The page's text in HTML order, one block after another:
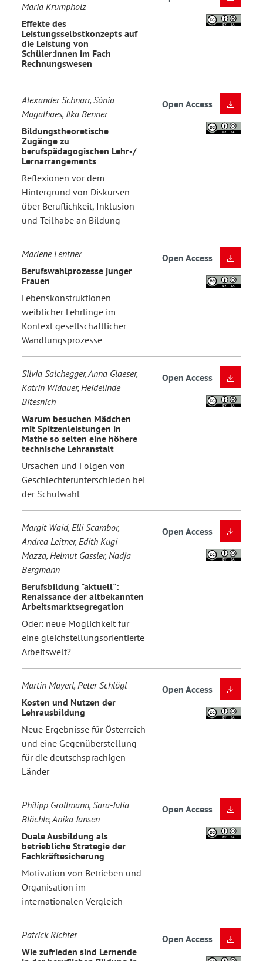
Maria Krumpholz
Effekte des
Leistungsselbstkonzepts auf
die Leistung von
Schüler:innen im Fach
Rechnungswesen
Alexander Schnarr, Sónia
Magalhaes, Ilka Benner
Bildungstheoretische
Zugänge zu
berufspädagogischen Lehr-/
Lernarrangements
Reflexionen vor dem
Hintergrund von Diskursen
über Beruflichkeit, Inklusion
und Teilhabe an Bildung
Open Access
Marlene Lentner
Berufswahlprozesse junger
Frauen
Lebenskonstruktionen
weiblicher Lehrlinge im
Kontext gesellschaftlicher
Wandlungsprozesse
Open Access
Silvia Salchegger, Anna Glaeser,
Katrin Widauer, Heidelinde
Bitesnich
Warum besuchen Mädchen
mit Spitzenleistungen in
Mathe so selten eine höhere
technische Lehranstalt
Ursachen und Folgen von
Geschlechterunterschieden bei
der Schulwahl
Open Access
Margit Waid, Elli Scambor,
Andrea Leitner, Edith Kugi-
Mazza, Helmut Gassler, Nadja
Bergmann
Berufsbildung "aktuell":
Renaissance der altbekannten
Arbeitsmarktsegregation
Oder: neue Möglichkeit für
eine gleichstellungsorientierte
Arbeitswelt?
Open Access
Martin Mayerl, Peter Schlögl
Kosten und Nutzen der
Lehrausbildung
Neue Ergebnisse für Österreich
und eine Gegenüberstellung
für die deutschsprachigen
Länder
Open Access
Philipp Grollmann, Sara-Julia
Blöchle, Anika Jansen
Duale Ausbildung als
betriebliche Strategie der
Fachkräftesicherung
Motivation von Betrieben und
Organisation im
internationalen Vergleich
Open Access
Patrick Richter
Wie zufrieden sind Lernende
Open Access